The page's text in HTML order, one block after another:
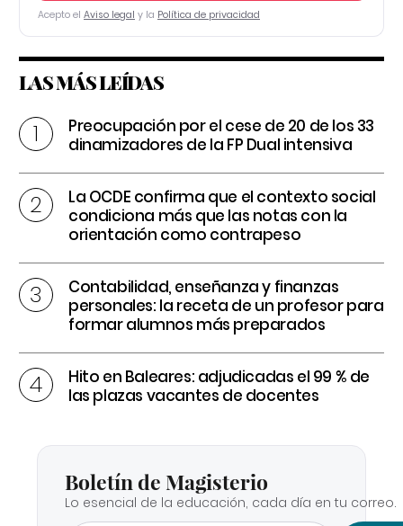
Acepto el Aviso legal y la Política de privacidad
LAS MÁS LEÍDAS
Preocupación por el cese de 20 de los 33
dinamizadores de la FP Dual intensiva
La OCDE confirma que el contexto social
condiciona más que las notas con la
orientación como contrapeso
Contabilidad, enseñanza y finanzas
personales: la receta de un profesor para
formar alumnos más preparados
Hito en Baleares: adjudicadas el 99 % de
las plazas vacantes de docentes
Boletín de Magisterio
Lo esencial de la educación, cada día en tu correo.